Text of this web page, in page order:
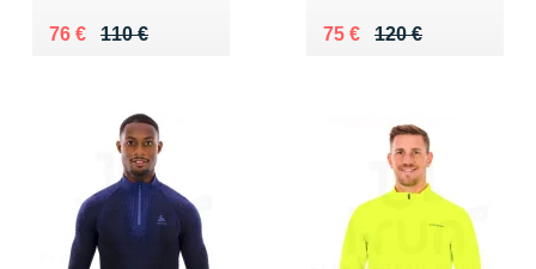
110 €
Au lieu de 110 €
76 €
Vendu 76 € 120 €
Au lieu de 120 €
75 €
Vendu 75 €